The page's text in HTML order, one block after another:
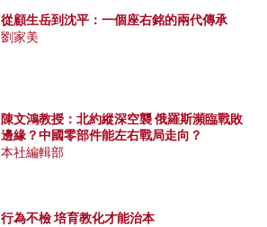
從顧生岳到沈平：一個座右銘的兩代傳承
劉家美
陳文鴻教授：北約縱深空襲 俄羅斯瀕臨戰敗
邊緣？中國零部件能左右戰局走向？
本社編輯部
行為不檢 培育教化才能治本